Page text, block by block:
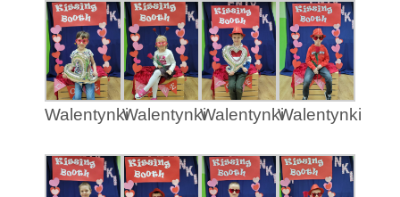
WalentynkiWalentynkiWalentynkiWalentynki